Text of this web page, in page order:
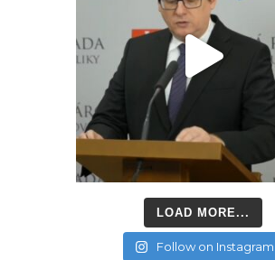
LOAD MORE...
Follow on Instagram